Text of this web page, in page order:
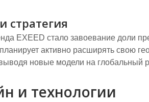
стратегия
EXEED стало завоевание доли
активно расширять свою
новые модели на глобальный
и технологии